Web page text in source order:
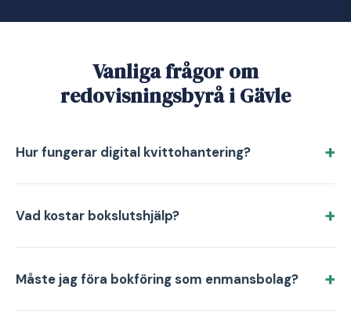
Vanliga frågor om
redovisningsbyrå i Gävle
Hur fungerar digital kvittohantering?
Vad kostar bokslutshjälp?
Måste jag föra bokföring som enmansbolag?